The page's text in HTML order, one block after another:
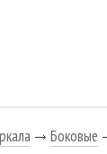
Боковые